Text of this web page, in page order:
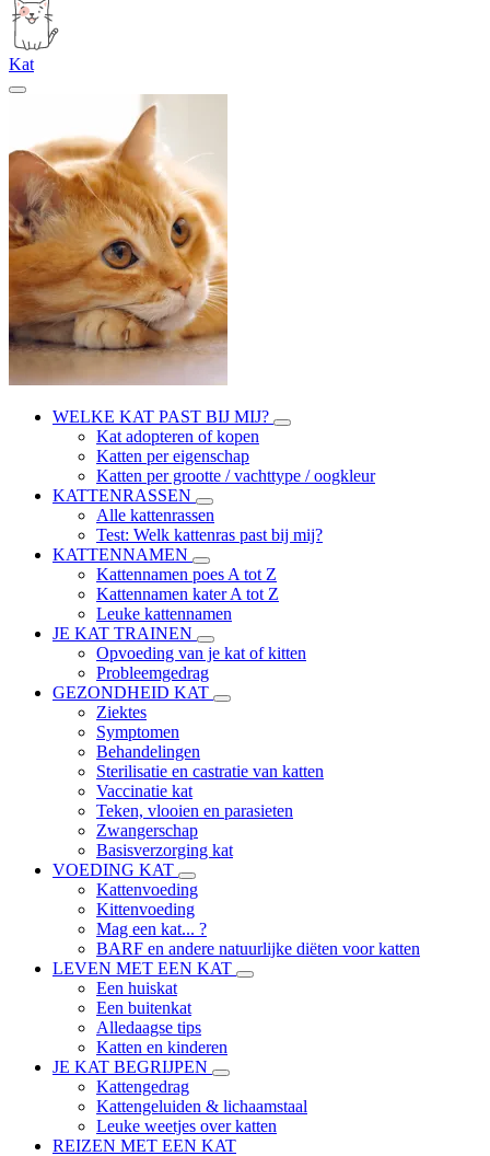
Kat
WELKE KAT PAST BIJ MIJ?
Kat adopteren of kopen
Katten per eigenschap
Katten per grootte / vachttype / oogkleur
KATTENRASSEN
Alle kattenrassen
Test: Welk kattenras past bij mij?
KATTENNAMEN
Kattennamen poes A tot Z
Kattennamen kater A tot Z
Leuke kattennamen
JE KAT TRAINEN
Opvoeding van je kat of kitten
Probleemgedrag
GEZONDHEID KAT
Ziektes
Symptomen
Behandelingen
Sterilisatie en castratie van katten
Vaccinatie kat
Teken, vlooien en parasieten
Zwangerschap
Basisverzorging kat
VOEDING KAT
Kattenvoeding
Kittenvoeding
Mag een kat... ?
BARF en andere natuurlijke diëten voor katten
LEVEN MET EEN KAT
Een huiskat
Een buitenkat
Alledaagse tips
Katten en kinderen
JE KAT BEGRIJPEN
Kattengedrag
Kattengeluiden & lichaamstaal
Leuke weetjes over katten
REIZEN MET EEN KAT